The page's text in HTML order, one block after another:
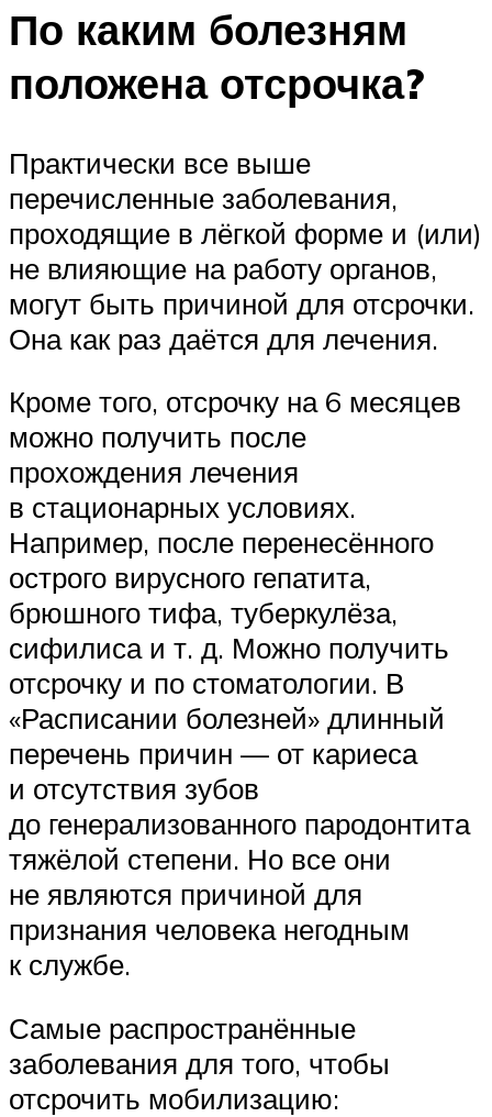
По каким болезням
положена отсрочка?
Практически все выше
перечисленные заболевания,
проходящие в лёгкой форме и (или)
не влияющие на работу органов,
могут быть причиной для отсрочки.
Она как раз даётся для лечения.
Кроме того, отсрочку на 6 месяцев
можно получить после
прохождения лечения
в стационарных условиях.
Например, после перенесённого
острого вирусного гепатита,
брюшного тифа, туберкулёза,
сифилиса и т. д. Можно получить
отсрочку и по стоматологии. В
«Расписании болезней» длинный
перечень причин — от кариеса
и отсутствия зубов
до генерализованного пародонтита
тяжёлой степени. Но все они
не являются причиной для
признания человека негодным
к службе.
Самые распространённые
заболевания для того, чтобы
отсрочить мобилизацию: